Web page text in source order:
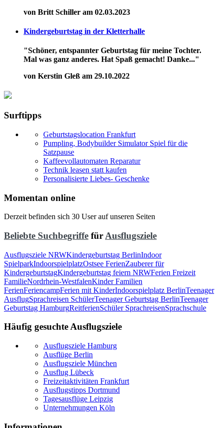
von Britt Schiller am 02.03.2023
Kindergeburtstag in der Kletterhalle
"Schöner, entspannter Geburtstag für meine Tochter.
Mal was ganz anderes. Hat Spaß gemacht! Danke..."
von Kerstin Gleß am 29.10.2022
Surftipps
Geburtstagslocation Frankfurt
Pumpling, Bodybuilder Simulator Spiel für die
Satzpause
Kaffeevollautomaten Reparatur
Technik leasen statt kaufen
Personalisierte Liebes- Geschenke
Momentan online
Derzeit befinden sich 30 User auf unseren Seiten
Beliebte Suchbegriffe für Ausflugsziele
Ausflugsziele NRWKindergeburtstag BerlinIndoor
SpielparkIndoorspielplatzOstsee FerienZauberer für
KindergeburtstagKindergeburtstag feiern NRWFerien Freizeit
FamilieNordrhein-WestfalenKinder Familien
FerienFeriencampFerien mit KinderIndoorspielplatz BerlinTeenager
AusflugSprachreisen SchülerTeenager Geburtstag BerlinTeenager
Geburtstag HamburgReitferienSchüler SprachreisenSprachschule
Häufig gesuchte Ausflugsziele
Ausflugsziele Hamburg
Ausflüge Berlin
Ausflugsziele München
Ausflug Lübeck
Freizeitaktivitäten Frankfurt
Ausflugstipps Dortmund
Tagesausflüge Leipzig
Unternehmungen Köln